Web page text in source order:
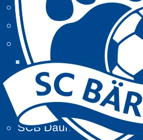
Mitglieder von A - Z
Zeitungsberichte
BIKETOUREN
Tourdaten 2016
Tourdaten 2015
Tourdaten 2014
SCB Daune unterwegs...